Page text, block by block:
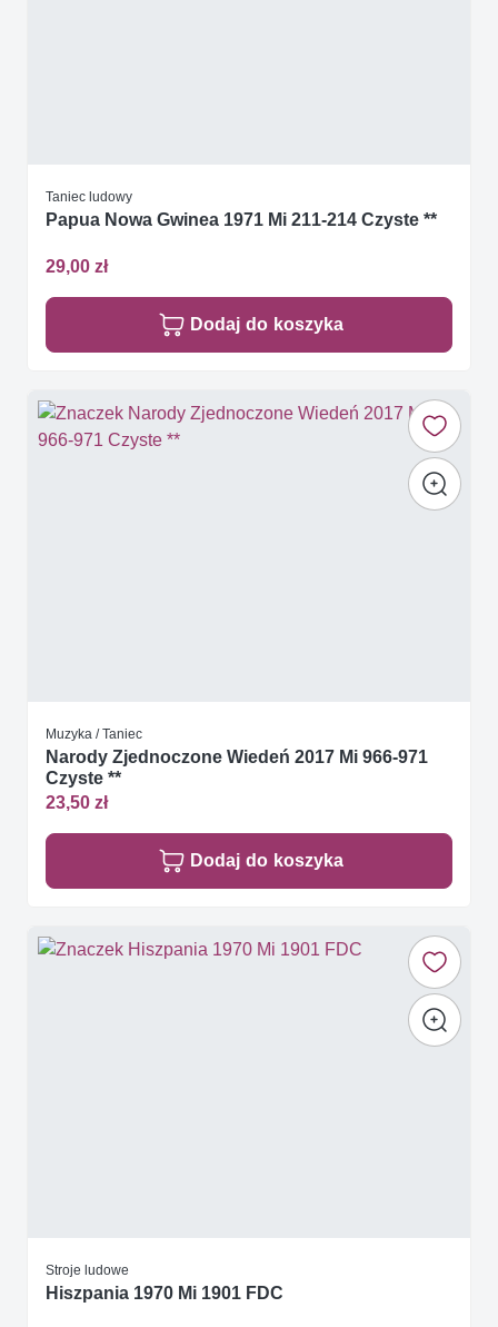
Taniec ludowy
Papua Nowa Gwinea 1971 Mi 211-214 Czyste **
29,00 zł
Dodaj do koszyka
Muzyka / Taniec
Narody Zjednoczone Wiedeń 2017 Mi 966-971
Czyste **
23,50 zł
Dodaj do koszyka
Stroje ludowe
Hiszpania 1970 Mi 1901 FDC